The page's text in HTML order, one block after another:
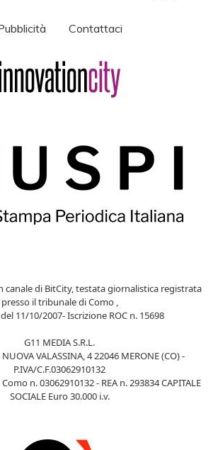
Contattaci
di BitCity, testata giornalistica registrata
presso il tribunale di Como ,
11/10/2007- Iscrizione ROC n. 15698
G11 MEDIA S.R.L.
VALASSINA, 4 22046 MERONE (CO) -
P.IVA/C.F.03062910132
n. 03062910132 - REA n. 293834 CAPITALE
SOCIALE Euro 30.000 i.v.